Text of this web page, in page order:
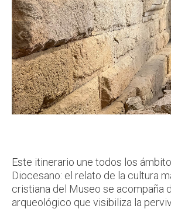
Este itinerario une todos los
Diocesano: el relato de la cultura
cristiana del Museo se acompaña
arqueológico que visibiliza la